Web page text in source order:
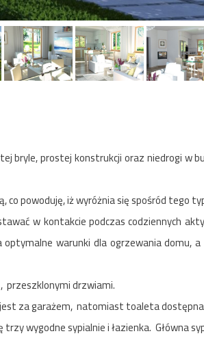
bryle, prostej konstrukcji oraz niedrogi w
co powoduję, iż wyróżnia się spośród tego
w kontakcie podczas codziennych
warunki dla ogrzewania domu,
przeszklonymi drzwiami.
za garażem, natomiast toaleta
wygodne sypialnie i łazienka. Główna